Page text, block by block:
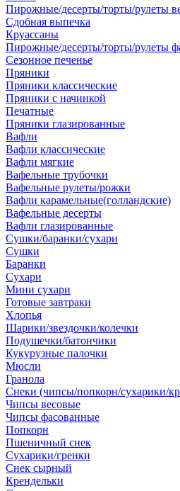
Пирожные/десерты/торты/рулеты
Сдобная выпечка
Круассаны
Пирожные/десерты/торты/рулеты
Сезонное печенье
Пряники
Пряники классические
Пряники с начинкой
Печатные
Пряники глазированные
Вафли
Вафли классические
Вафли мягкие
Вафельные трубочки
Вафельные рулеты/рожки
Вафли карамельные(голландские)
Вафельные десерты
Вафли глазированные
Сушки/баранки/сухари
Сушки
Баранки
Сухари
Мини сухари
Готовые завтраки
Хлопья
Шарики/звездочки/колечки
Подушечки/батончики
Кукурузные палочки
Мюсли
Гранола
Снеки (чипсы/попкорн/сухарики/
Чипсы весовые
Чипсы фасованные
Попкорн
Пшеничный снек
Сухарики/гренки
Снек сырный
Крендельки